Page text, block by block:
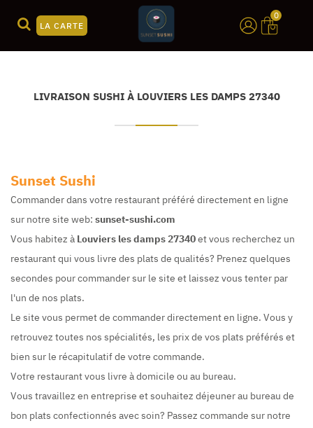
LA CARTE
0
LIVRAISON SUSHI À LOUVIERS LES DAMPS 27340
Sunset Sushi
Commander dans votre restaurant préféré directement en ligne
sur notre site web: sunset-sushi.com
Vous habitez à Louviers les damps 27340et vous recherchez un
restaurant qui vous livre des plats de qualités? Prenez quelques
secondes pour commander sur le site et laissez vous tenter par
l'un de nos plats.
Le site vous permet de commander directement en ligne. Vous y
retrouvez toutes nos spécialités, les prix de vos plats préférés et
bien sur le récapitulatif de votre commande.
Votre restaurant vous livre à domicile ou au bureau.
Vous travaillez en entreprise et souhaitez déjeuner au bureau de
bon plats confectionnés avec soin? Passez commande sur notre